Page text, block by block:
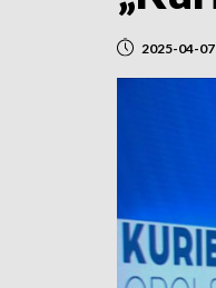
2025-04-07